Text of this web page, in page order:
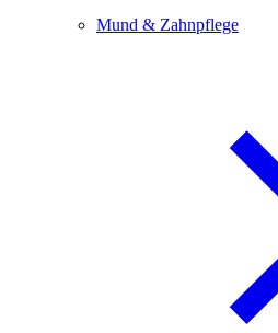
Mund & Zahnpflege